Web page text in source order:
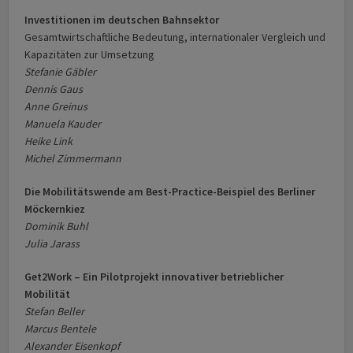
Investitionen im deutschen Bahnsektor
Gesamtwirtschaftliche Bedeutung, internationaler Vergleich und
Kapazitäten zur Umsetzung
Stefanie Gäbler
Dennis Gaus
Anne Greinus
Manuela Kauder
Heike Link
Michel Zimmermann
Die Mobilitätswende am Best-Practice-Beispiel des Berliner
Möckernkiez
Dominik Buhl
Julia Jarass
Get2Work – Ein Pilotprojekt innovativer betrieblicher
Mobilität
Stefan Beller
Marcus Bentele
Alexander Eisenkopf